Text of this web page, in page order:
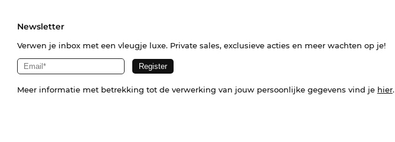
Newsletter
Verwen je inbox met een vleugje luxe. Private sales, exclusieve acties en meer wachten op je!
Meer informatie met betrekking tot de verwerking van jouw persoonlijke gegevens vind je hier.